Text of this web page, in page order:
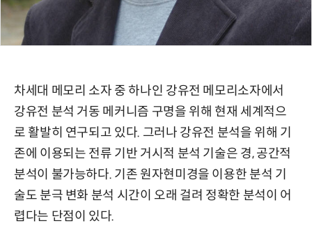
차세대 메모리 소자 중 하나인 강유전 메모리소자에서
강유전 분석 거동 메커니즘 구명을 위해 현재 세계적으
로 활발히 연구되고 있다. 그러나 강유전 분석을 위해 기
존에 이용되는 전류 기반 거시적 분석 기술은 경, 공간적
분석이 불가능하다. 기존 원자현미경을 이용한 분석 기
술도 분극 변화 분석 시간이 오래 걸려 정확한 분석이 어
렵다는 단점이 있다.